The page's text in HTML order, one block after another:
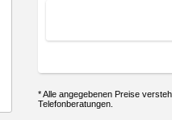
* Alle angegebenen Preise
Telefonberatungen.